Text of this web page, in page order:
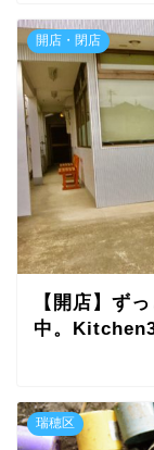
開店・閉店
【開店】ず
中。
瑞穂区